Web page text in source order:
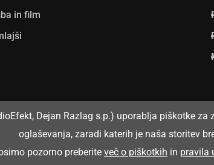
in film
Dejan Razlag s.p.) uporablja piškotke
oglaševanja, zaradi katerih je naša storitev
pozorno preberite več o piškotkih in pravila